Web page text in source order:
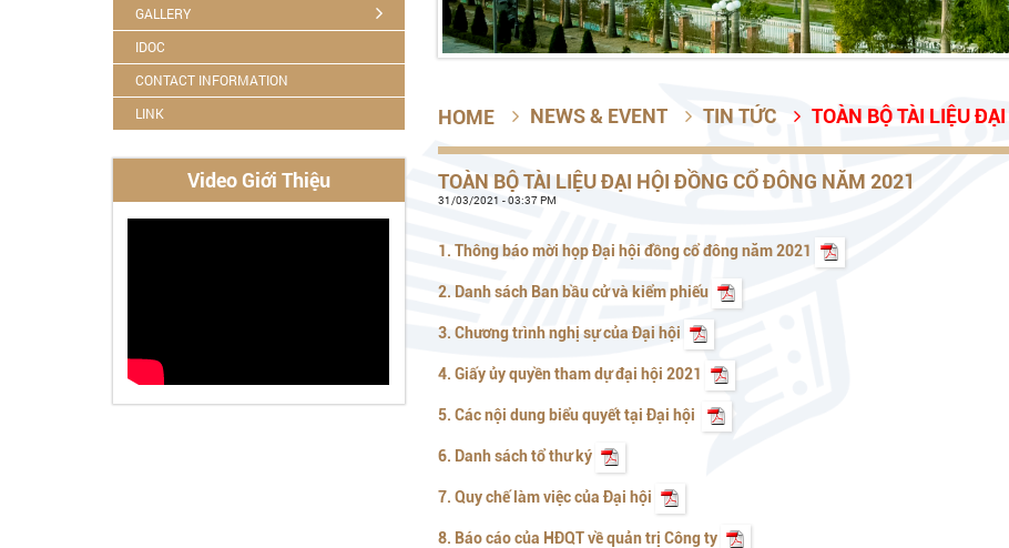
GALLERY
IDOC
CONTACT INFORMATION
LINK
Video Giới Thiệu
HOME  NEWS & EVENT  TIN TỨC  TOÀN BỘ TÀI LIỆU ĐẠI HỘI ĐỒNG CỔ
TOÀN BỘ TÀI LIỆU ĐẠI HỘI ĐỒNG CỔ ĐÔNG NĂM 2021
31/03/2021 - 03:37 PM
1. Thông báo mời họp Đại hội đồng cổ đông năm 2021
2. Danh sách Ban bầu cử và kiểm phiếu
3. Chương trình nghị sự của Đại hội
4. Giấy ủy quyền tham dự đại hội 2021
5. Các nội dung biểu quyết tại Đại hội
6. Danh sách tổ thư ký
7. Quy chế làm việc của Đại hội
8. Báo cáo của HĐQT về quản trị Công ty